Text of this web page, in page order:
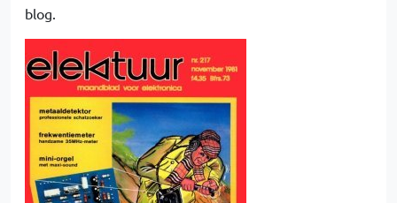
blog.